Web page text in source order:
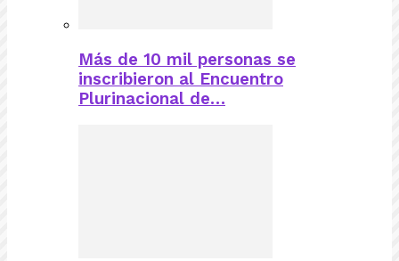
Más de 10 mil personas se
inscribieron al Encuentro
Plurinacional de…